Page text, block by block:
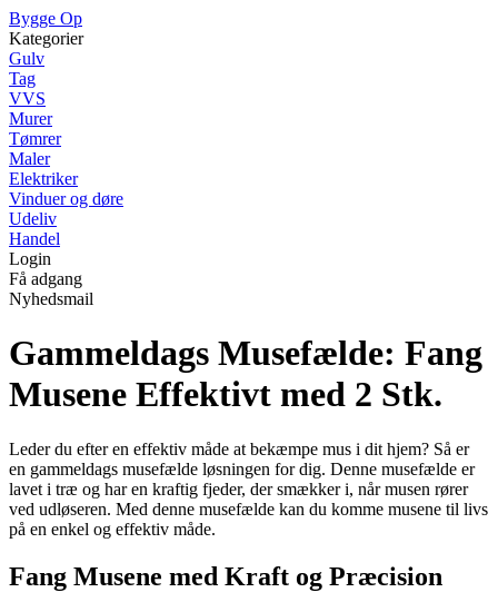
Bygge Op
Kategorier
Gulv
Tag
VVS
Murer
Tømrer
Maler
Elektriker
Vinduer og døre
Udeliv
Handel
Login
Få adgang
Nyhedsmail
Gammeldags Musefælde: Fang
Musene Effektivt med 2 Stk.
Leder du efter en effektiv måde at bekæmpe mus i dit hjem? Så er
en gammeldags musefælde løsningen for dig. Denne musefælde er
lavet i træ og har en kraftig fjeder, der smækker i, når musen rører
ved udløseren. Med denne musefælde kan du komme musene til livs
på en enkel og effektiv måde.
Fang Musene med Kraft og Præcision